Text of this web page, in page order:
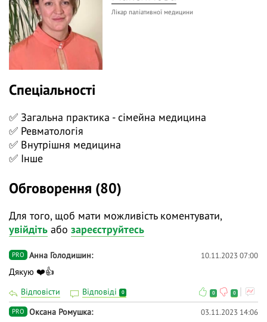
🟢 менеджмент ревматологічних та паліативних
пацієнтів з хронічним болем в залежності від
основного захворювання;
🟢 лікування, залежно від коморбідного стану;
🟢 можливі фактори ризику.
коментарях і ми відповімо на них у ході трансляції.
👍 Долучайтеся до діалогу, задавайте питання та
висловлюйте власну думку - зробіть навчання
вебінарів.
Лікар паліативної медицини
Спеціальності
✅ Загальна практика - сімейна медицина
✅ Ревматологія
✅ Внутрішня медицина
✅ Інше
Обговорення (80)
Для того, щоб мати можливість коментувати,
увійдіть або зареєструйтесь
PRO Анна Голодишин 10.11.2023 07:00
Дякую ❤️👍
Відповісти Відповіді 0 0 0
PRO Оксана Ромушка 03.11.2023 14:06